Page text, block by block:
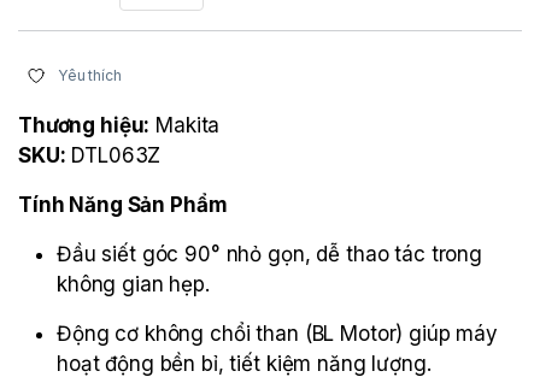
Yêu thích
Thương hiệu: Makita
SKU: DTL063Z
Tính Năng Sản Phẩm
Đầu siết góc 90° nhỏ gọn, dễ thao tác trong
không gian hẹp.
Động cơ không chổi than (BL Motor) giúp máy
hoạt động bền bỉ, tiết kiệm năng lượng.